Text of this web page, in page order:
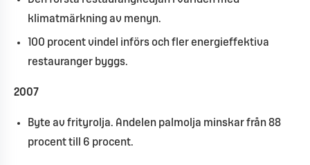
klimatmärkning av menyn.
100 procent vindel införs och fler energieffektiva
restauranger byggs.
2007
Byte av frityrolja. Andelen palmolja minskar från 88
procent till 6 procent.